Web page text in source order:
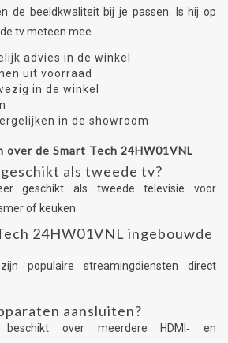
de beeldkwaliteit bij je passen. Is hij op
tv meteen mee.
advies in de winkel
uit voorraad
in de winkel
in de showroom
de Smart Tech 24HW01VNL
als tweede tv?
geschikt als tweede televisie voor
of keuken.
24HW01VNL ingebouwde
populaire streamingdiensten direct
aansluiten?
over meerdere HDMI‑ en